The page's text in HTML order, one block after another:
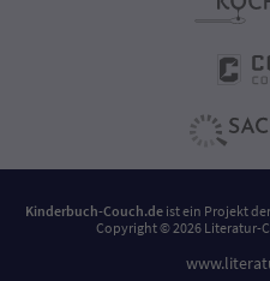
Kinderbuch-Couch.de ist ein Projekt der
Copyright © 2026 Literatur-